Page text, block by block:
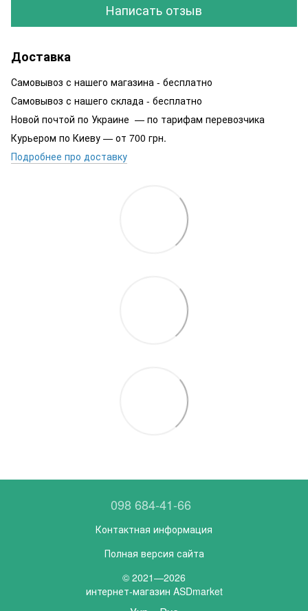
Написать отзыв
Доставка
Самовывоз с нашего магазина - бесплатно
Самовывоз с нашего склада - бесплатно
Новой почтой по Украине — по тарифам перевозчика
Курьером по Киеву — от 700 грн.
Подробнее про доставку
098 684-41-66
Контактная информация
Полная версия сайта
© 2021—2026
интернет-магазин ASDmarket